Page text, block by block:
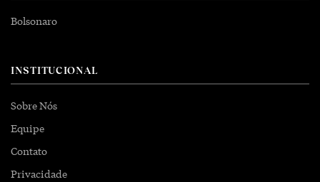
Bolsonaro
INSTITUCIONAL
Sobre Nós
Equipe
Contato
Privacidade